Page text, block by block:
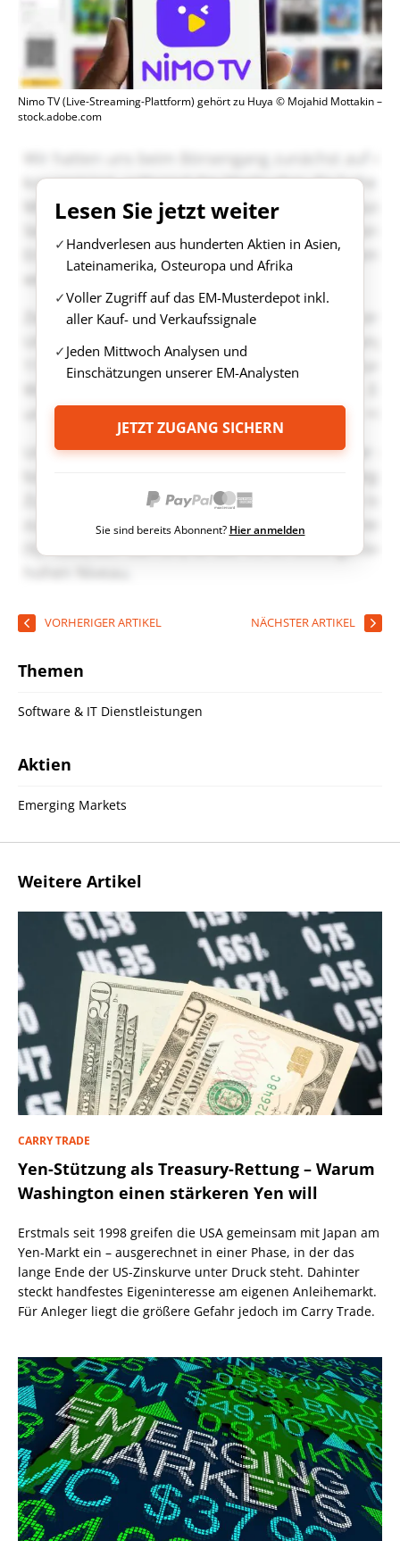
Nimo TV (Live-Streaming-Plattform) gehört zu Huya © Mojahid Mottakin –
stock.adobe.com
Lesen Sie jetzt weiter
Handverlesen aus hunderten Aktien in Asien,
Lateinamerika, Osteuropa und Afrika
Voller Zugriff auf das EM-Musterdepot inkl.
aller Kauf- und Verkaufssignale
Jeden Mittwoch Analysen und
Einschätzungen unserer EM-Analysten
JETZT ZUGANG SICHERN
Sie sind bereits Abonnent? Hier anmelden
VORHERIGER ARTIKEL NÄCHSTER ARTIKEL
Themen
Software & IT Dienstleistungen
Aktien
Emerging Markets
Weitere Artikel
CARRY TRADE
Yen-Stützung als Treasury-Rettung – Warum
Washington einen stärkeren Yen will
Erstmals seit 1998 greifen die USA gemeinsam mit Japan am
Yen-Markt ein – ausgerechnet in einer Phase, in der das
lange Ende der US-Zinskurve unter Druck steht. Dahinter
steckt handfestes Eigeninteresse am eigenen Anleihemarkt.
Für Anleger liegt die größere Gefahr jedoch im Carry Trade.